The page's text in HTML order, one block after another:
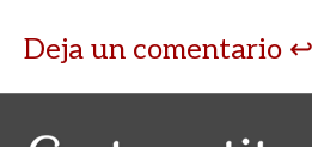
Deja un comentario